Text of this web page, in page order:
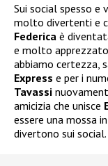
Sui social spesso e
molto divertenti e
Federica è
e molto
abbiamo certezza,
Express e per i
Tavassi
amicizia che unisce
essere una mossa
divertono sui